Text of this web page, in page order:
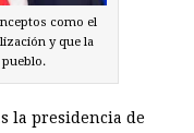
como el
y que la
pueblo.
la presidencia de